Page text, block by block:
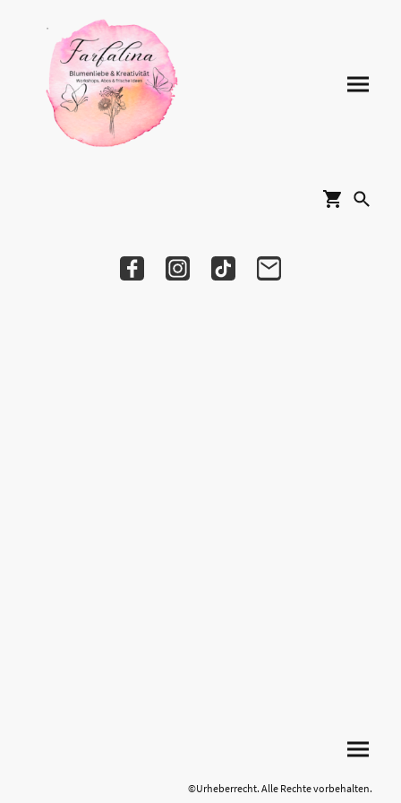
©Urheberrecht. Alle Rechte vorbehalten.